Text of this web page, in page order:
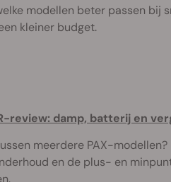
modellen beter passen bij
kleiner budget.
review: damp, batterij en
meerdere PAX-
en de plus- en